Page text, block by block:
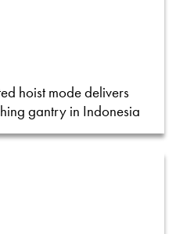
hoist mode delivers
gantry in Indonesia